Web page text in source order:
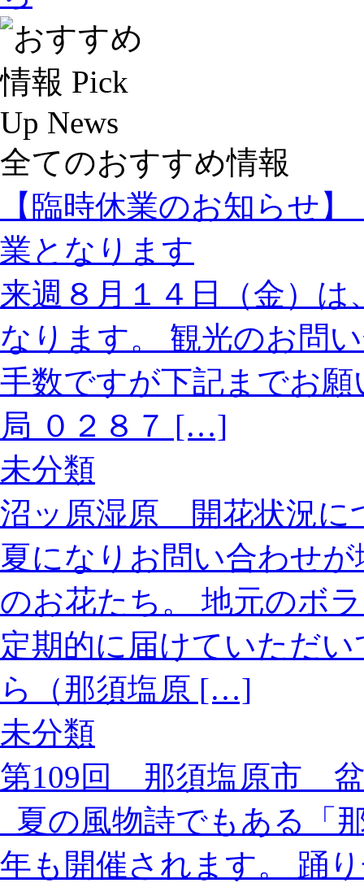
全てのおすすめ情報
【臨時休業のお知
業となります
来週８月１４日（金）
なります。 観光のお問
手数ですが下記までお
局 ０２８７ […]
未分類
沼ッ原湿原 開花状況に
夏になりお問い合わせ
のお花たち。 地元のボ
定期的に届けていただ
ら（那須塩原 […]
未分類
第109回 那須塩原市
夏の風物詩でもある「
年も開催されます。 踊